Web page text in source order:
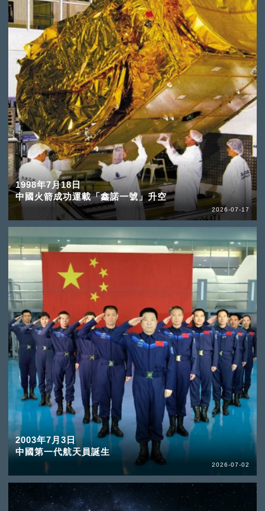
1998年7月18日
中國火箭成功運載「鑫諾一號」升空
2026-07-17
2003年7月3日
中國第一代航天員誕生
2026-07-02